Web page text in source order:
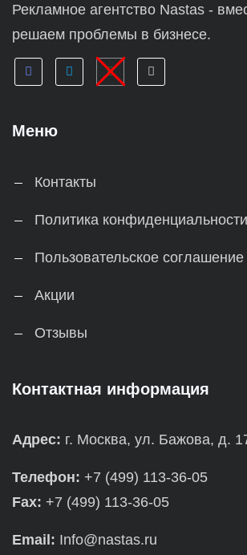
Рекламное агентство Nastas -
решаем проблемы в бизнесе.
Меню
Контакты
Политика конфиденциальности
Пользовательское соглашение
Акции
Отзывы
Контактная информация
Адрес: г. Москва, ул. Бажова, д.
Телефон: +7 (499) 113-36-05
Fax: +7 (499) 113-36-05
Email: Info@nastas.ru